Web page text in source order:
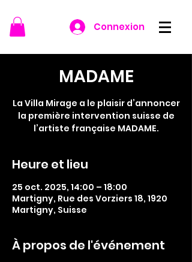
Connexion
MADAME
La Villa Mirage a le plaisir d’annoncer
la première intervention suisse de
l’artiste française MADAME.
Heure et lieu
25 oct. 2025, 14:00 – 18:00
Martigny, Rue des Vorziers 18, 1920
Martigny, Suisse
À propos de l'événement